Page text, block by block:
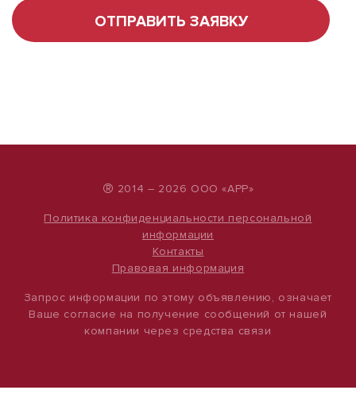
ОТПРАВИТЬ ЗАЯВКУ
® 2014 – 2026 ООО «АРР»
Политика конфиденциальности персональной
информации
Контакты
Правовая информация
Запрос информации по этому объявлению, означает
Ваше согласие на получение сообщений от нашей
компании через средства связи